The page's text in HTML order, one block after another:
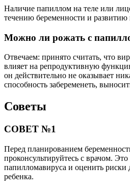
Наличие папиллом на теле или
течению беременности и развитию
Можно ли рожать с
Отвечаем: принято считать, что
влияет на репродуктивную
он действительно не оказывает
способность забеременеть,
Советы
СОВЕТ №1
Перед планированием
проконсультируйтесь с врачом.
папилломавируса и оценить риски
ребенка.